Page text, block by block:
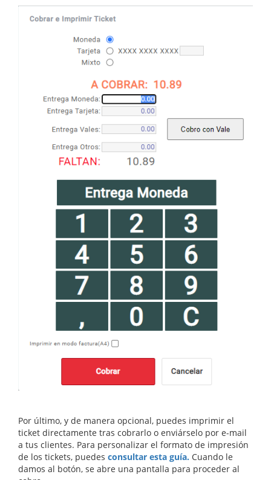
Por último, y de manera opcional, puedes imprimir el
ticket directamente tras cobrarlo o enviárselo por e-mail
a tus clientes. Para personalizar el formato de impresión
de los tickets, puedes consultar esta guía. Cuando le
damos al botón, se abre una pantalla para proceder al